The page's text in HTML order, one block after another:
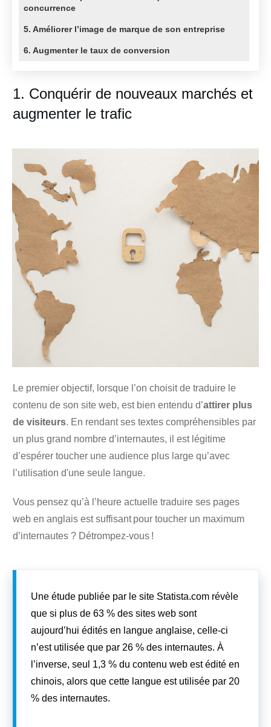
concurrence
5. Améliorer l’image de marque de son entreprise
6. Augmenter le taux de conversion
1. Conquérir de nouveaux marchés et
augmenter le trafic
Le premier objectif, lorsque l’on choisit de traduire le
contenu de son site web, est bien entendu d’attirer plus
de visiteurs. En rendant ses textes compréhensibles par
un plus grand nombre d’internautes, il est légitime
d’espérer toucher une audience plus large qu’avec
l’utilisation d'une seule langue.
Vous pensez qu’à l’heure actuelle traduire ses pages
web en anglais est suffisant pour toucher un maximum
d’internautes ? Détrompez-vous !
Une étude publiée par le site Statista.com révèle
que si plus de 63 % des sites web sont
aujourd’hui édités en langue anglaise, celle-ci
n’est utilisée que par 26 % des internautes. À
l’inverse, seul 1,3 % du contenu web est édité en
chinois, alors que cette langue est utilisée par 20
% des internautes.